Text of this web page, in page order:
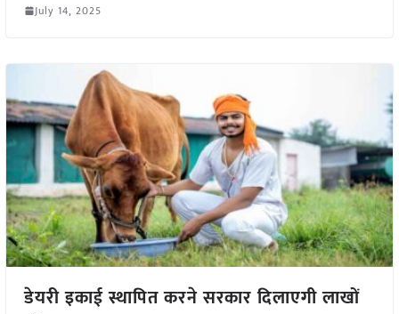
July 14, 2025
डेयरी इकाई स्थापित करने सरकार दिलाएगी लाखों